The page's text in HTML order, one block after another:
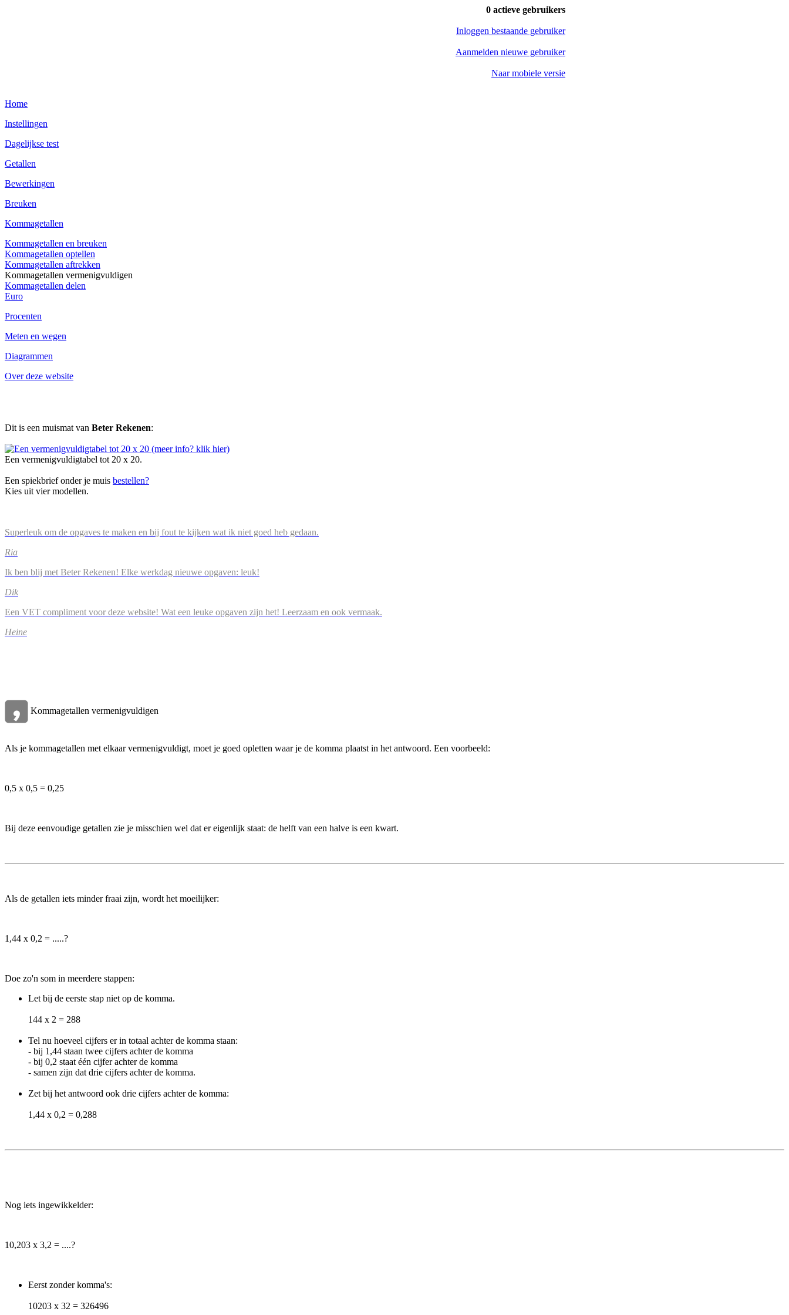
0 actieve gebruikers
Inloggen bestaande gebruiker
Aanmelden nieuwe gebruiker
Naar mobiele versie
Home
Instellingen
Dagelijkse test
Getallen
Bewerkingen
Breuken
Kommagetallen
Kommagetallen en breuken
Kommagetallen optellen
Kommagetallen aftrekken
Kommagetallen vermenigvuldigen
Kommagetallen delen
Euro
Procenten
Meten en wegen
Diagrammen
Over deze website
Dit is een muismat van Beter Rekenen:
Een vermenigvuldigtabel tot 20 x 20.
Een spiekbrief onder je muis bestellen?
Kies uit vier modellen.
Superleuk om de opgaves te maken en bij fout te kijken wat ik niet goed heb gedaan.
Ria
Ik ben blij met Beter Rekenen! Elke werkdag nieuwe opgaven: leuk!
Dik
Een VET compliment voor deze website! Wat een leuke opgaven zijn het! Leerzaam en ook vermaak.
Heine
Kommagetallen vermenigvuldigen
Als je kommagetallen met elkaar vermenigvuldigt, moet je goed opletten waar je de komma plaatst in het antwoord. Een voorbeeld:
0,5 x 0,5 = 0,25
Bij deze eenvoudige getallen zie je misschien wel dat er eigenlijk staat: de helft van een halve is een kwart.
Als de getallen iets minder fraai zijn, wordt het moeilijker:
1,44 x 0,2 = .....?
Doe zo'n som in meerdere stappen:
Let bij de eerste stap niet op de komma.
144 x 2 = 288
Tel nu hoeveel cijfers er in totaal achter de komma staan:
- bij 1,44 staan twee cijfers achter de komma
- bij 0,2 staat één cijfer achter de komma
- samen zijn dat drie cijfers achter de komma.
Zet bij het antwoord ook drie cijfers achter de komma:
1,44 x 0,2 = 0,288
Nog iets ingewikkelder:
10,203 x 3,2 = ....?
Eerst zonder komma's:
10203 x 32 = 326496